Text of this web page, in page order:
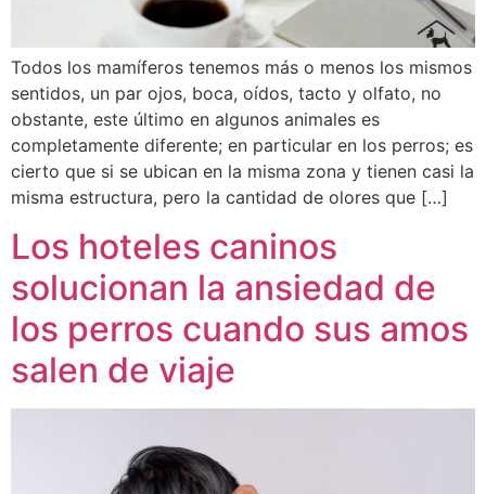
Todos los mamíferos tenemos más o menos los mismos
sentidos, un par ojos, boca, oídos, tacto y olfato, no
obstante, este último en algunos animales es
completamente diferente; en particular en los perros; es
cierto que si se ubican en la misma zona y tienen casi la
misma estructura, pero la cantidad de olores que […]
Los hoteles caninos
solucionan la ansiedad de
los perros cuando sus amos
salen de viaje